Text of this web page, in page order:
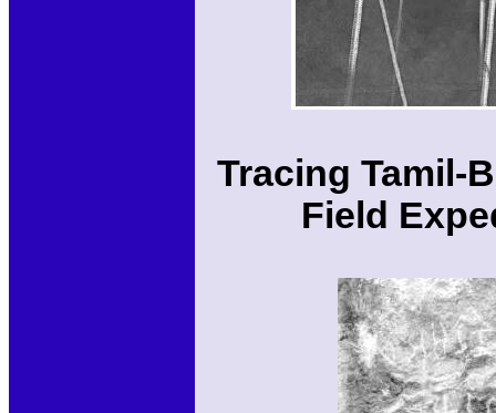
Tracing Tamil-
Field